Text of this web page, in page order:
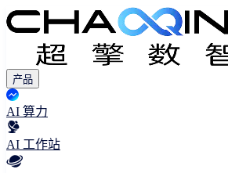
产品
AI 算力
AI 工作站